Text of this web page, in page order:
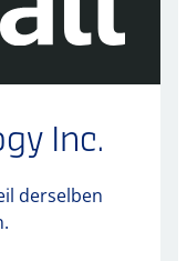
Inc.
derselben